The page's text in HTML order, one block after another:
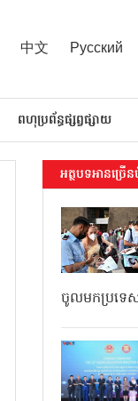
中文 Русский
ពហុប្រព័ន្ធផ្សព្វផ្សាយ
អត្ថបទអានច្រើ
ចូលមកប្រទេ